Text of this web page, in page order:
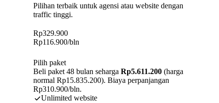
Pilihan terbaik untuk agensi atau website dengan
traffic tinggi.
Rp329.900
Rp116.900/bln
Pilih paket
Beli paket 48 bulan seharga Rp5.611.200 (harga
normal Rp15.835.200). Biaya perpanjangan
Rp310.900/bln.
Unlimited website